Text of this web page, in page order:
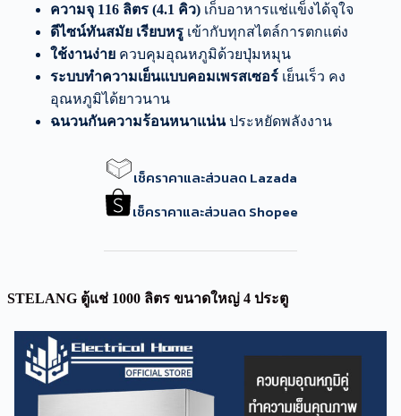
ความจุ 116 ลิตร (4.1 คิว) เก็บอาหารแช่แข็งได้จุใจ
ดีไซน์ทันสมัย เรียบหรู เข้ากับทุกสไตล์การตกแต่ง
ใช้งานง่าย ควบคุมอุณหภูมิด้วยปุ่มหมุน
ระบบทำความเย็นแบบคอมเพรสเซอร์ เย็นเร็ว คง
อุณหภูมิได้ยาวนาน
ฉนวนกันความร้อนหนาแน่นประหยัดพลังงาน
เช็คราคาและส่วนลด Lazada
เช็คราคาและส่วนลด Shopee
STELANG ตู้แช่ 1000 ลิตร ขนาดใหญ่ 4 ประตู